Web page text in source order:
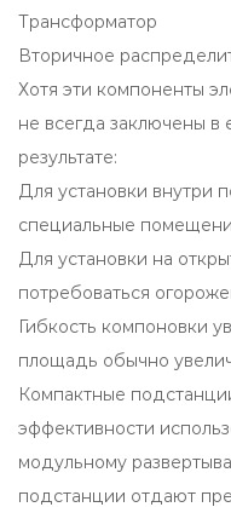
Трансформатор
Вторичное
Хотя эти компоненты
не всегда заключены
результате:
Для установки внутри
специальные
Для установки на
потребоваться
Гибкость компоновки
площадь обычно
Компактные
эффективности
модульному
подстанции отдают